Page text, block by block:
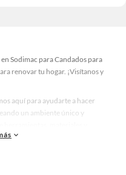
Sodimac para Candados para
renovar tu hogar. ¡Visítanos y
aquí para ayudarte a hacer
un ambiente único y
un espacio más tú.
estamos aquí para hacer
lo que tenemos para ofrecerte en